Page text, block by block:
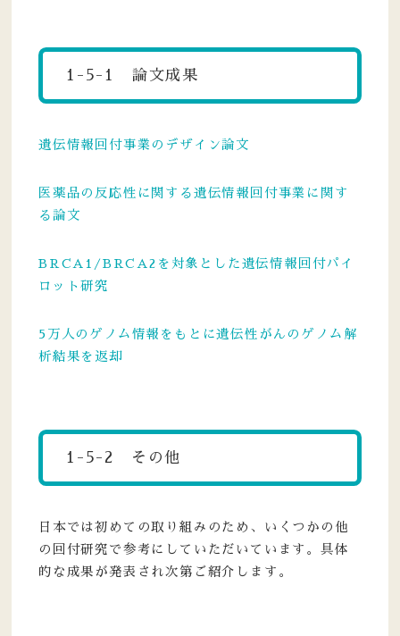
1-5-1 論文成果
遺伝情報回付事業のデザイン論文
医薬品の反応性に関する遺伝情報回付事業に関す
る論文
BRCA1/BRCA2を対象とした遺伝情報回付パイ
ロット研究
5万人のゲノム情報をもとに遺伝性がんのゲノム解
析結果を返却
1-5-2 その他
日本では初めての取り組みのため、いくつかの他
の回付研究で参考にしていただいています。具体
的な成果が発表され次第ご紹介します。